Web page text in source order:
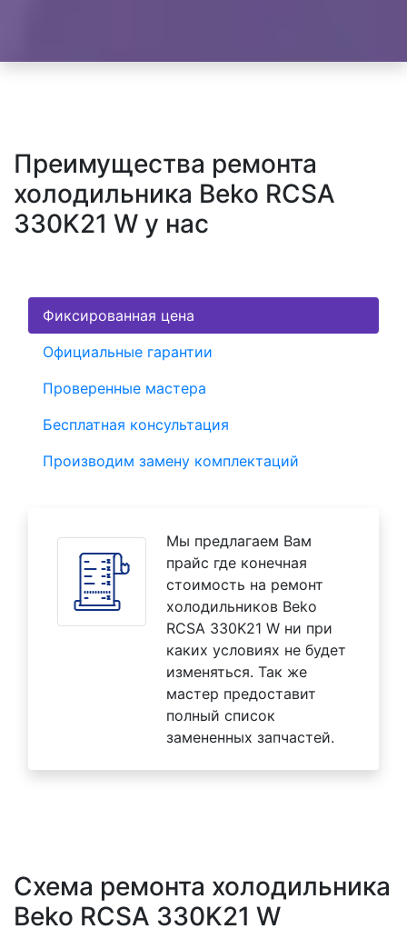
Преимущества ремонта
холодильника Beko RCSA
330K21 W у нас
Фиксированная цена
Официальные гарантии
Проверенные мастера
Бесплатная консультация
Производим замену комплектаций
Мы предлагаем Вам
прайс где конечная
стоимость на ремонт
холодильников Beko
RCSA 330K21 W ни при
каких условиях не будет
изменяться. Так же
мастер предоставит
полный список
замененных запчастей.
Схема ремонта холодильника
Beko RCSA 330K21 W